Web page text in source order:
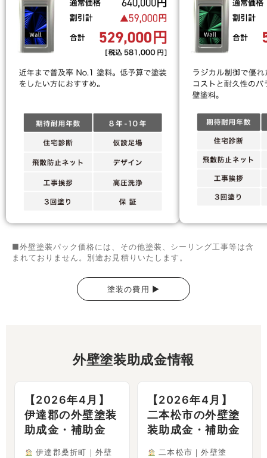
■外壁塗装パック価格には、その他塗装、シーリング工事等は含
まれておりません。別途お見積りいたします。
塗装の費用 ▶
外壁塗装助成金情報
【2026年4月】
伊達郡の外壁塗装
助成金・補助金
伊達郡桑折町｜外壁
【2026年4月】
二本松市の外壁塗
装助成金・補助金
二本松市｜外壁塗